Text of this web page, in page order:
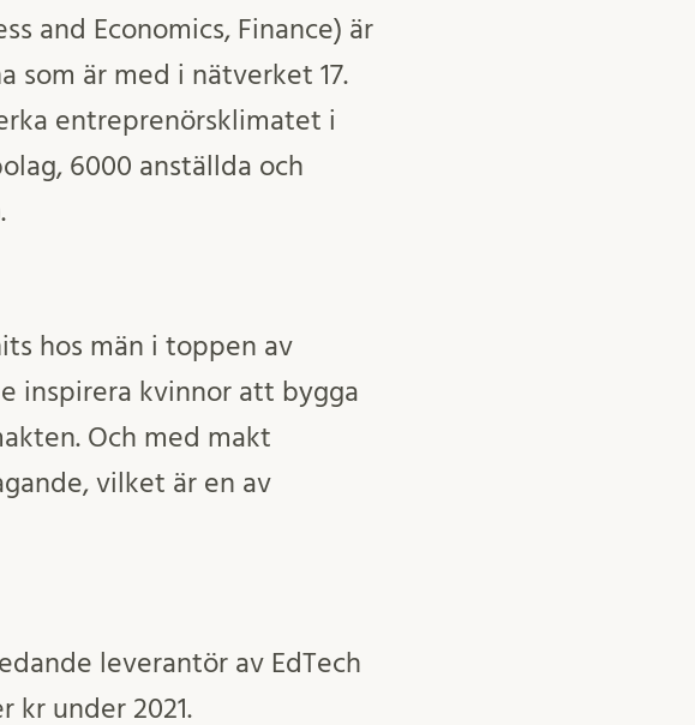
and Economics, Finance) är
som är med i nätverket 17.
entreprenörsklimatet i
6000 anställda och
hos män i toppen av
inspirera kvinnor att bygga
Och med makt
vilket är en av
leverantör av EdTech
kr under 2021.